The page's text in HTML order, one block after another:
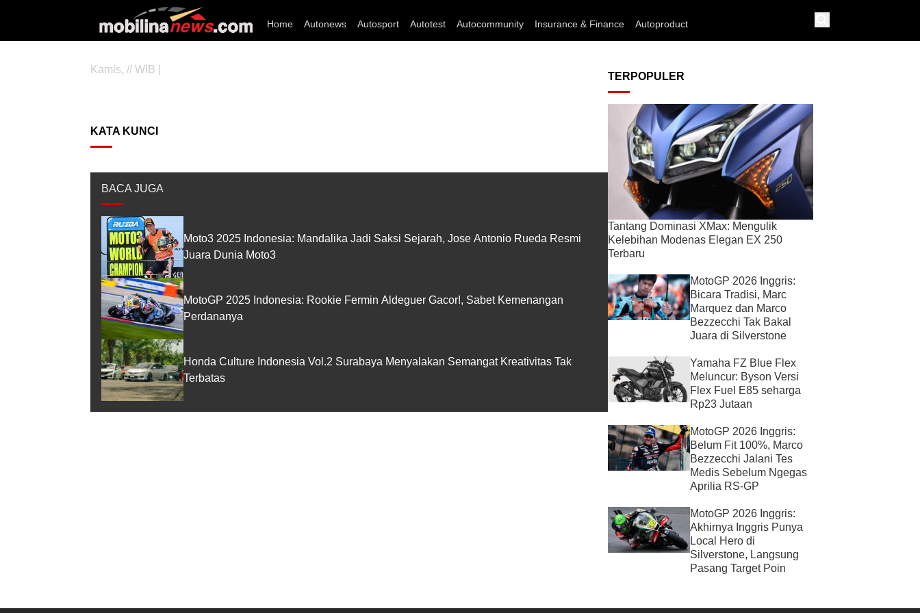
Home Autonews Autosport Autotest Autocommunity Insurance & Finance Autoproduct
Kamis, // WIB |
KATA KUNCI
BACA JUGA
Moto3 2025 Indonesia: Mandalika Jadi Saksi Sejarah, Jose Antonio Rueda Resmi
Juara Dunia Moto3
MotoGP 2025 Indonesia: Rookie Fermin Aldeguer Gacor!, Sabet Kemenangan
Perdananya
Honda Culture Indonesia Vol.2 Surabaya Menyalakan Semangat Kreativitas Tak
Terbatas
TERPOPULER
Tantang Dominasi XMax: Mengulik
Kelebihan Modenas Elegan EX 250
Terbaru
MotoGP 2026 Inggris:
Bicara Tradisi, Marc
Marquez dan Marco
Bezzecchi Tak Bakal
Juara di Silverstone
Yamaha FZ Blue Flex
Meluncur: Byson Versi
Flex Fuel E85 seharga
Rp23 Jutaan
MotoGP 2026 Inggris:
Belum Fit 100%, Marco
Bezzecchi Jalani Tes
Medis Sebelum Ngegas
Aprilia RS-GP
MotoGP 2026 Inggris:
Akhirnya Inggris Punya
Local Hero di
Silverstone, Langsung
Pasang Target Poin